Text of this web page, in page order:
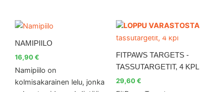
NAMIPIILO
16,90€
Namipiilo on
kolmisakarainen lelu, jonka
LOPPU VARASTOSTA
FITPAWS TARGETS -
TASSUTARGETIT, 4 KPL
29,60€